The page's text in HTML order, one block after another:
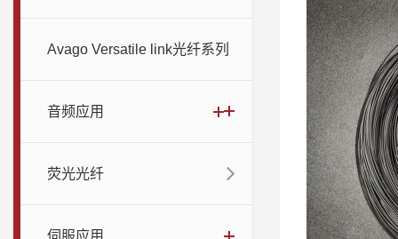
Avago Versatile link光纤系列
音频应用
荧光光纤
伺服应用